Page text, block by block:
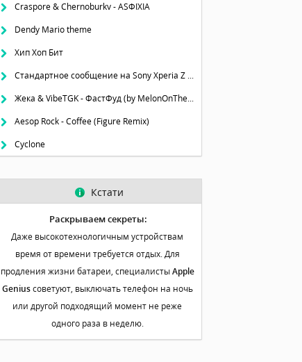
Craspore & Chernoburkv - ASФIXIA
Dendy Mario theme
Хип Хоп Бит
Стандартное сообщение на Sony Xperia Z (бит и микс)
Жека & VibeTGK - ФастФуд (by MelonOnTheBeat)
Aesop Rock - Coffee (Figure Remix)
Cyclone
Кстати
Раскрываем секреты:
Даже высокотехнологичным устройствам
время от времени требуется отдых. Для
продления жизни батареи, специалистыApple
Geniusсоветуют, выключать телефон на ночь
или другой подходящий момент не реже
одного раза в неделю.